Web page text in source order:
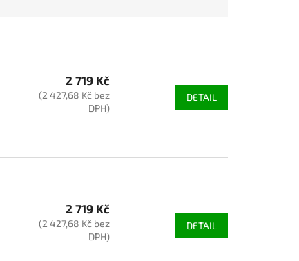
2 719 Kč
(2 427,68 Kč bez
DPH)
DETAIL
2 719 Kč
(2 427,68 Kč bez
DPH)
DETAIL